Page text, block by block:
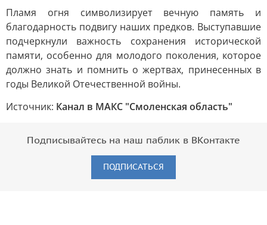
Пламя огня символизирует вечную память и
благодарность подвигу наших предков. Выступавшие
подчеркнули важность сохранения исторической
памяти, особенно для молодого поколения, которое
должно знать и помнить о жертвах, принесенных в
годы Великой Отечественной войны.
Источник: Канал в МАКС "Смоленская область"
Подписывайтесь на наш паблик в ВКонтакте
ПОДПИСАТЬСЯ